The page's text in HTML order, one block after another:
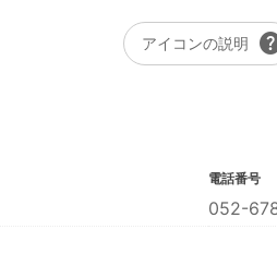
アイコンの説明
電話番号
052-